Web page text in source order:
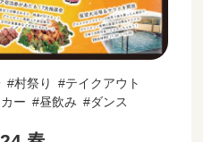
村祭り
テイクアウト
ー 昼飲み ダンス